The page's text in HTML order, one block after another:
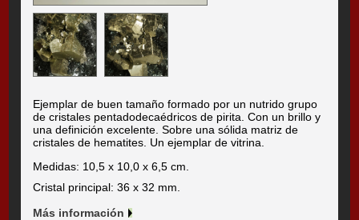
Ejemplar de buen tamaño formado por un nutrido grupo
de cristales pentadodecaédricos de pirita. Con un brillo y
una definición excelente. Sobre una sólida matriz de
cristales de hematites. Un ejemplar de vitrina.
Medidas: 10,5 x 10,0 x 6,5 cm.
Cristal principal: 36 x 32 mm.
Más información